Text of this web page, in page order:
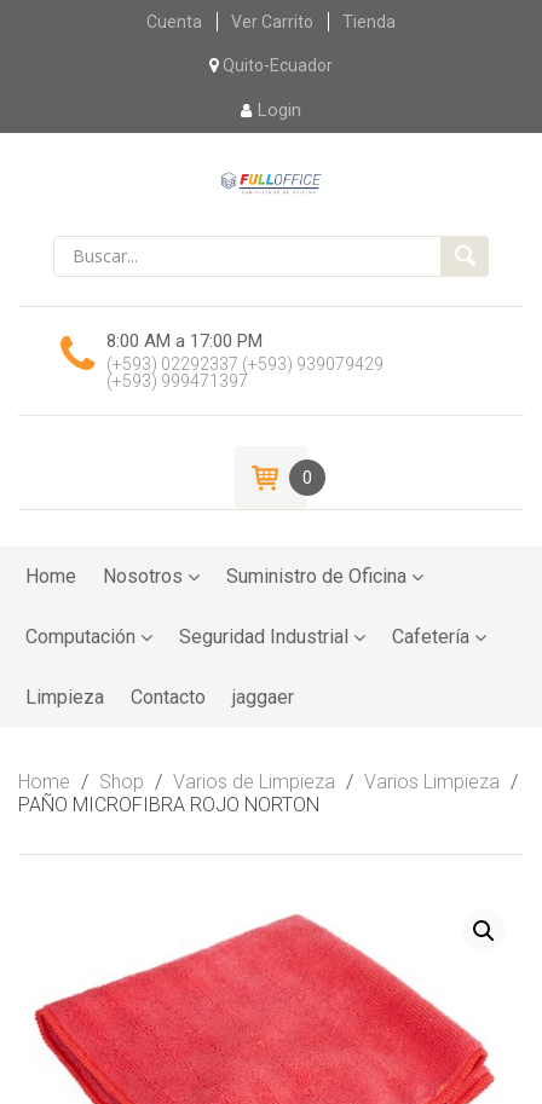
Skip
content
Cuenta Ver Carrito Tienda
Quito-Ecuador
Login
8:00 AM a 17:00 PM
(+593) 02292337 (+593) 939079429
(+593) 999471397
0
toHome Nosotros Suministro de Oficina
Computación Seguridad Industrial Cafetería
Limpieza Contacto jaggaer
Home / Shop / Varios de Limpieza / Varios Limpieza /
PAÑO MICROFIBRA ROJO NORTON